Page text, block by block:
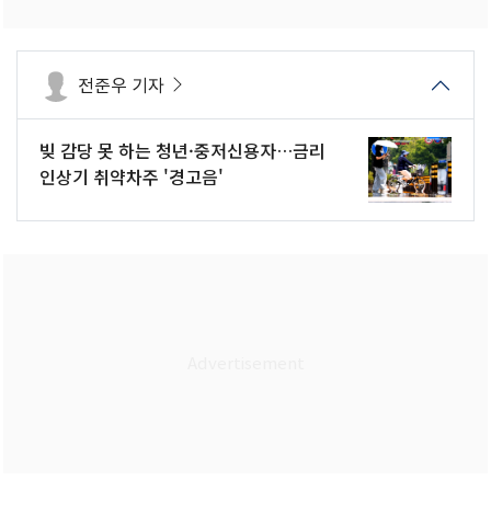
전준우 기자
빚 감당 못 하는 청년·중저신용자…금리
인상기 취약차주 '경고음'